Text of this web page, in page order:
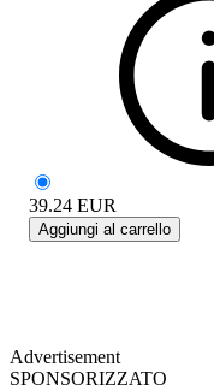
39.24 EUR
Aggiungi al carrello
Advertisement
SPONSORIZZATO